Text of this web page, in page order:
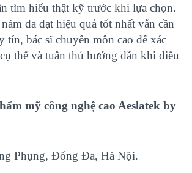
tìm hiểu thật kỹ trước khi lựa chọn.
da đạt hiệu quả tốt nhất vẫn cần
tín, bác sĩ chuyên môn cao để xác
thể và tuân thủ hướng dẫn khi điều
mỹ công nghệ cao Aeslatek by
Phụng, Đống Đa, Hà Nội.